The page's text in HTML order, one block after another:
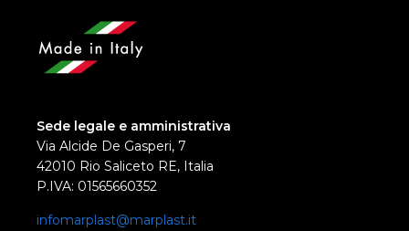
Sede legale e amministrativa
Via Alcide De Gasperi, 7
42010 Rio Saliceto RE, Italia
P.IVA: 01565660352
infomarplast@marplast.it